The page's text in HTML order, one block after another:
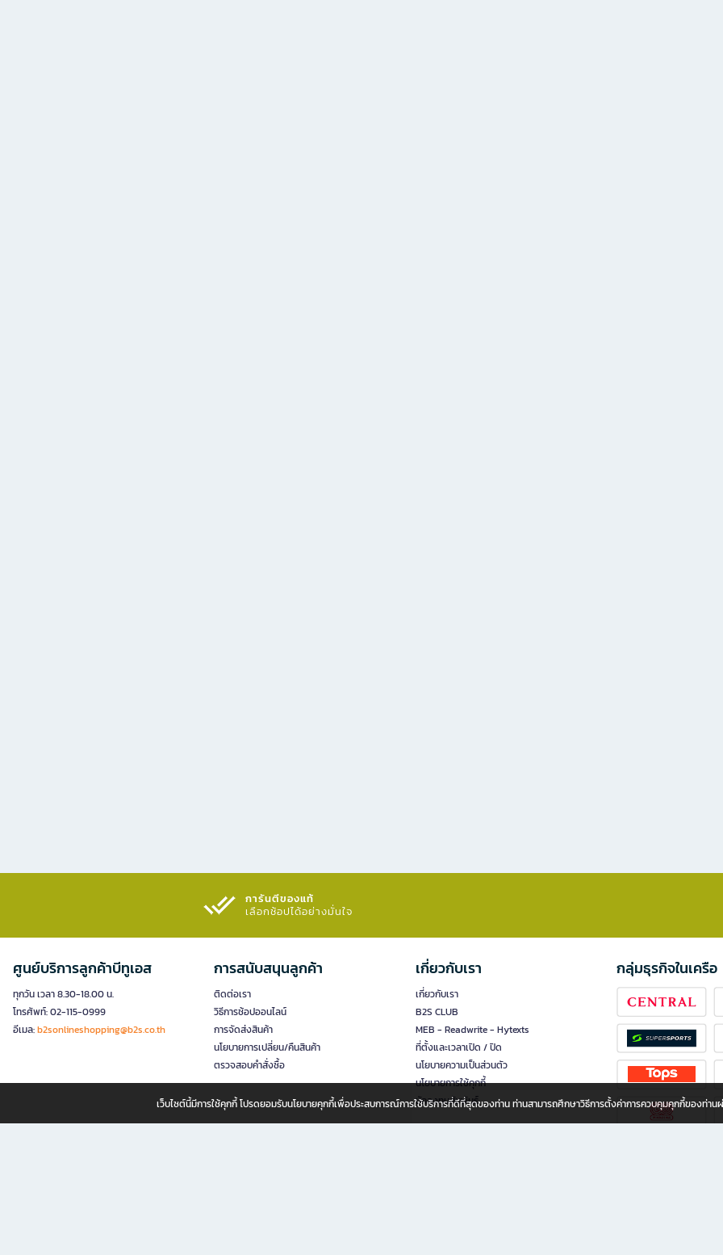
การันตีของแท้
เลือกช้อปได้อย่างมั่นใจ​
ศูนย์บริการลูกค้าบีทูเอส
ทุกวัน เวลา 8.30-18.00 น.
โทรศัพท์: 02-115-0999
อีเมล:b2sonlineshopping@b2s.co.th
การสนับสนุนลูกค้า
ติดต่อเรา
วิธีการช้อปออนไลน์
การจัดส่งสินค้า
นโยบายการเปลี่ยน/คืนสินค้า
ตรวจสอบคำสั่งซื้อ
เกี่ยวกับเรา
เกี่ยวกับเรา
B2S CLUB
MEB - Readwrite - Hytexts
ที่ตั้งและเวลาเปิด / ปิด
นโยบายความเป็นส่วนตัว
นโยบายการใช้คุกกี้
นักลงทุนสัมพันธ์
กลุ่มธุรกิจในเครือ
เว็บไซต์นี้มีการใช้คุกกี้ โปรดยอมรับนโยบายคุกกี้เพื่อประสบการณ์การใช้บริการที่ดีที่สุดของท่าน ท่านสามารถศึกษาวิธีการตั้งค่าการควบคุมคุกกี้ของท่าน